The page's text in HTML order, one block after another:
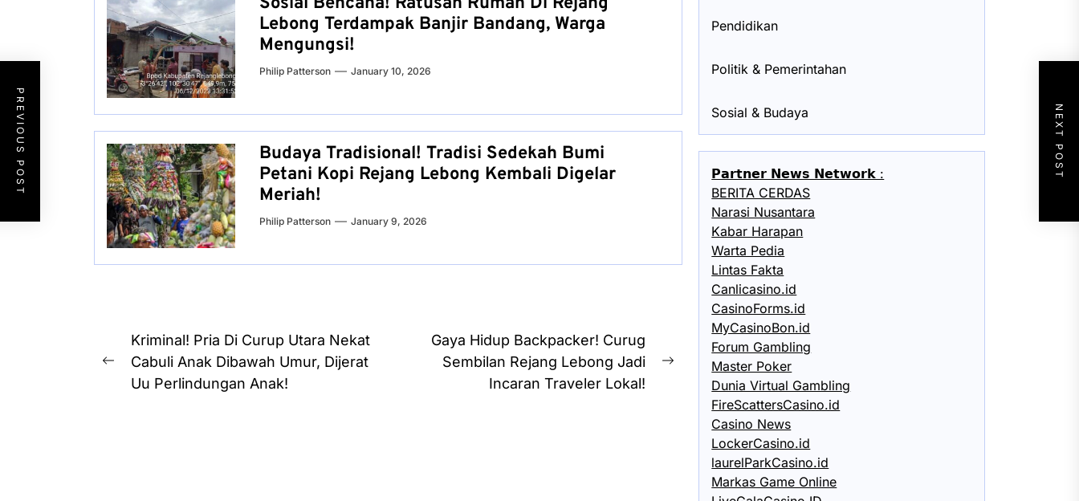
PREVIOUS POST NEXT POST
Lebong Terdampak Banjir Bandang, Warga
Mengungsi!
Philip Patterson January 10, 2026
Budaya Tradisional! Tradisi Sedekah Bumi
Petani Kopi Rejang Lebong Kembali Digelar
Meriah!
Philip Patterson January 9, 2026
Post
navigation
Previous
post:
Kriminal! Pria Di Curup Utara Nekat
Cabuli Anak Dibawah Umur, Dijerat
Uu Perlindungan Anak!
Gaya Hidup Backpacker! Curug
Sembilan Rejang Lebong Jadi
Incaran Traveler Lokal!
Pendidikan
Politik & Pemerintahan
Sosial & Budaya
𝗣𝗮𝗿𝘁𝗻𝗲𝗿 𝗡𝗲𝘄𝘀 𝗡𝗲𝘁𝘄𝗼𝗿𝗸 :
BERITA CERDAS
Narasi Nusantara
Kabar Harapan
Warta Pedia
Lintas Fakta
Canlicasino.id
CasinoForms.id
MyCasinoBon.id
Forum Gambling
Master Poker
Dunia Virtual Gambling
FireScattersCasino.id
Casino News
LockerCasino.id
laurelParkCasino.id
Markas Game Online